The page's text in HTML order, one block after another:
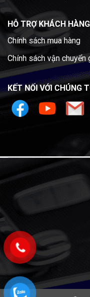
HỖ TRỢ KHÁCH HÀNG
Chính sách mua hàng
Chính sách vận chuyển
KẾT NỐI VỚI CHÚNG